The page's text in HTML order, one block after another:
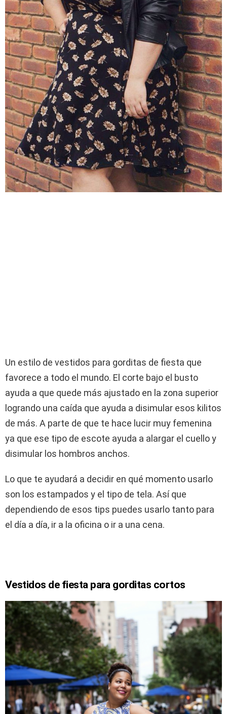
Un estilo de vestidos para gorditas de fiesta que
favorece a todo el mundo. El corte bajo el busto
ayuda a que quede más ajustado en la zona superior
logrando una caída que ayuda a disimular esos kilitos
de más. A parte de que te hace lucir muy femenina
ya que ese tipo de escote ayuda a alargar el cuello y
disimular los hombros anchos.
Lo que te ayudará a decidir en qué momento usarlo
son los estampados y el tipo de tela. Así que
dependiendo de esos tips puedes usarlo tanto para
el día a día, ir a la oficina o ir a una cena.
Vestidos de fiesta para gorditas cortos